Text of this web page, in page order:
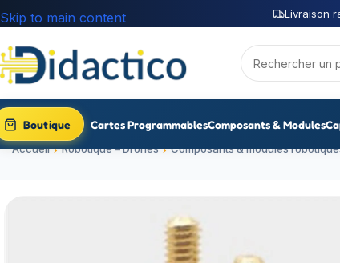
Livraison
Skip to main content
Boutique Cartes ProgrammablesComposants & Modules
Accueil Robotique – Drones Composants & modules